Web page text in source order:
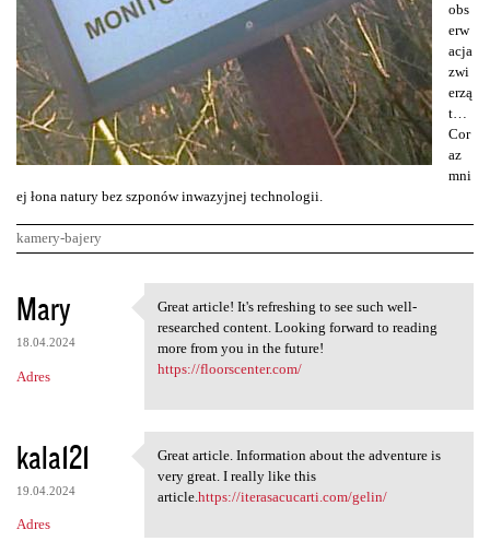
obs
erw
acja
zwi
erzą
t…
Cor
az
mni
ej łona natury bez szponów inwazyjnej technologii.
kamery-bajery
K
o
m
e
t
a
r
Mary
18.04.2024
Adres
Great article! It's
Great article! It's refreshing to see such well-
researched content. Looking forward to reading
more from you in the future!
https://floorscenter.com/
kala121
19.04.2024
Adres
Great article. Information
Great article. Information about the adventure is
very great. I really like this
article.https://iterasacucarti.com/gelin/